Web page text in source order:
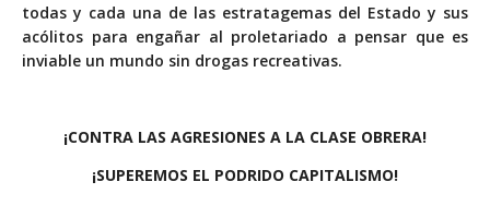
todas y cada una de las estratagemas del Estado y sus
acólitos para engañar al proletariado a pensar que es
inviable un mundo sin drogas recreativas.
¡CONTRA LAS AGRESIONES A LA CLASE OBRERA!
¡SUPEREMOS EL PODRIDO CAPITALISMO!